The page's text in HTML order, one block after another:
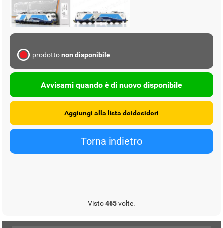
prodottonon disponibile
Avvisami quando è di nuovo disponibile
Visto465volte.